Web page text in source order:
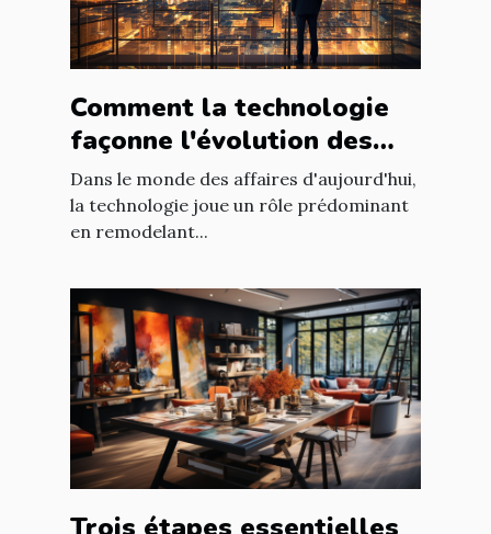
Comment la technologie
façonne l'évolution des
entreprises
Dans le monde des affaires d'aujourd'hui,
la technologie joue un rôle prédominant
en remodelant...